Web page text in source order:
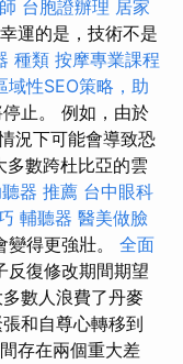
台胞證辦理 居家
幸運的是，技術不是
種類 按摩專業課程
域性SEO策略，助
止。 例如，由於
況下可能會導致恐
多數跨杜比亞的雲
器 推薦 台中眼科
輔聽器 醫美做臉
得更強壯。 全面
反復修改期間期望
數人浪費了丹麥
和自尊心轉移到
存在兩個重大差